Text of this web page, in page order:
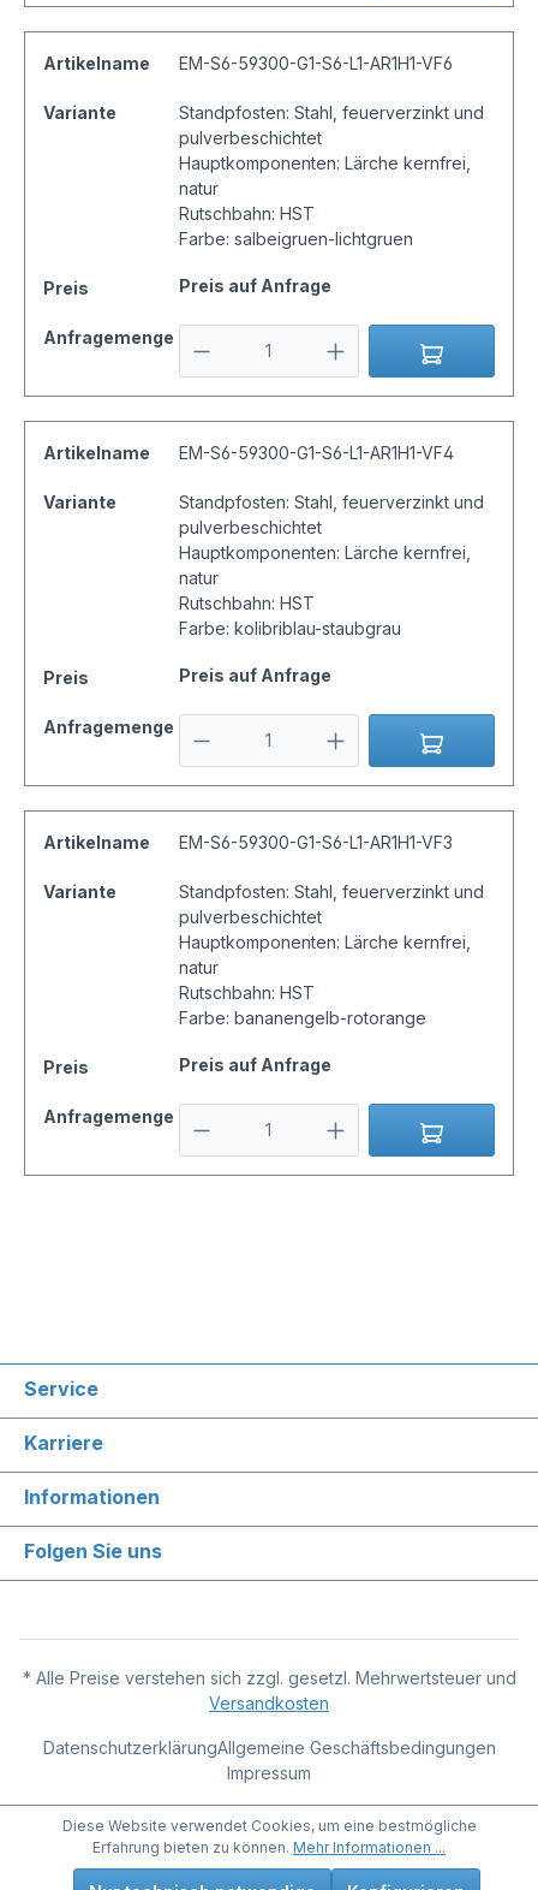
Artikelname EM-S6-59300-G1-S6-L1-AR1H1-VF6
Variante
Standpfosten: Stahl, feuerverzinkt und
pulverbeschichtet
Hauptkomponenten: Lärche kernfrei,
natur
Rutschbahn: HST
Farbe: salbeigruen-lichtgruen
Preis Preis auf Anfrage
Anfragemenge
Artikelname EM-S6-59300-G1-S6-L1-AR1H1-VF4
Variante
Standpfosten: Stahl, feuerverzinkt und
pulverbeschichtet
Hauptkomponenten: Lärche kernfrei,
natur
Rutschbahn: HST
Farbe: kolibriblau-staubgrau
Preis Preis auf Anfrage
Anfragemenge
Artikelname EM-S6-59300-G1-S6-L1-AR1H1-VF3
Variante
Standpfosten: Stahl, feuerverzinkt und
pulverbeschichtet
Hauptkomponenten: Lärche kernfrei,
natur
Rutschbahn: HST
Farbe: bananengelb-rotorange
Preis Preis auf Anfrage
Anfragemenge
Service
Karriere
Informationen
Folgen Sie uns
* Alle Preise verstehen sich zzgl. gesetzl. Mehrwertsteuer und
Versandkosten
DatenschutzerklärungAllgemeine Geschäftsbedingungen
Impressum
Diese Website verwendet Cookies, um eine bestmögliche
Erfahrung bieten zu können. Mehr Informationen ...